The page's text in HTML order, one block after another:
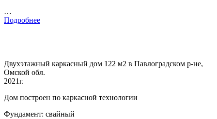
…
Подробнее
Двухэтажный каркасный дом 122 м2 в Павлоградском р-не,
Омской обл.
2021г.
Дом построен по каркасной технологии
Фундамент: свайный